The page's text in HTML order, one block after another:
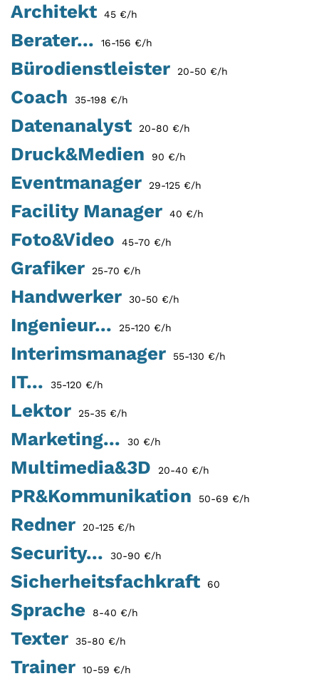
Architekt 45 €/h
Berater... 16-156 €/h
Bürodienstleister 20-50 €/h
Coach 35-198 €/h
Datenanalyst 20-80 €/h
Druck&Medien 90 €/h
Eventmanager 29-125 €/h
Facility Manager 40 €/h
Foto&Video 45-70 €/h
Grafiker 25-70 €/h
Handwerker 30-50 €/h
Ingenieur... 25-120 €/h
Interimsmanager 55-130 €/h
IT... 35-120 €/h
Lektor 25-35 €/h
Marketing... 30 €/h
Multimedia&3D 20-40 €/h
PR&Kommunikation 50-69 €/h
Redner 20-125 €/h
Security... 30-90 €/h
Sicherheitsfachkraft 60
Sprache 8-40 €/h
Texter 35-80 €/h
Trainer 10-59 €/h